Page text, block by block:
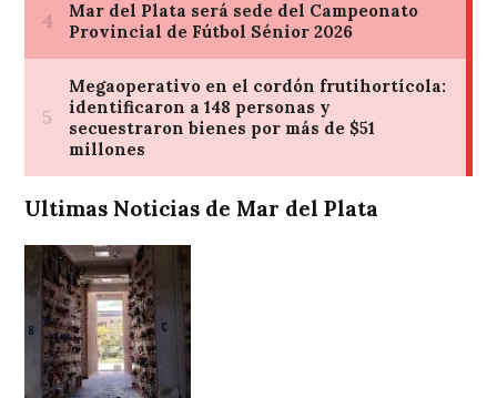
Ultimas Noticias de Mar del Plata